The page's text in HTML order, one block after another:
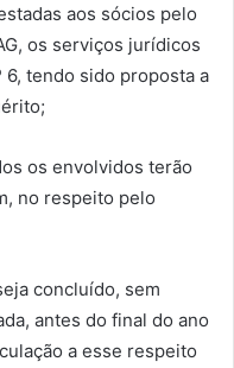
aos sócios pelo
os serviços jurídicos
6, tendo sido proposta a
os envolvidos terão
no respeito pelo
concluído, sem
antes do final do ano
a esse respeito